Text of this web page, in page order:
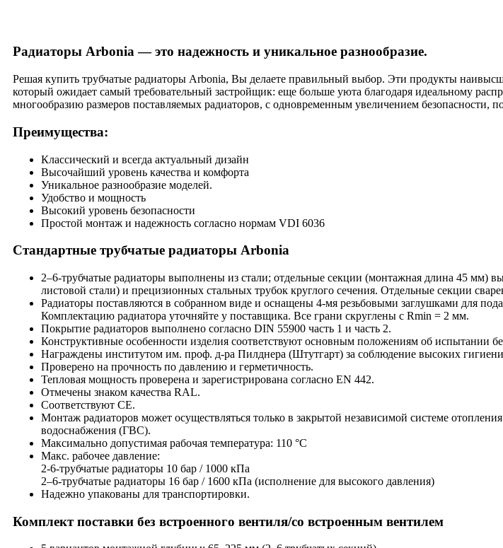
Радиаторы Arbonia — это надежность и уникальное разнообразие.
Решая купить трубчатые радиаторы Arbonia, Вы делаете правильный выбор. Эти продукты
который ожидает самый требовательный застройщик: еще больше уюта благодаря идеальному
многообразию размеров поставляемых радиаторов, с одновременным увеличением безопасности,
Преимущества:
Классический и всегда актуальный дизайн
Высочайший уровень качества и комфорта
Уникальное разнообразие моделей.
Удобство и мощность
Высокий уровень безопасности
Простой монтаж и надежность согласно нормам VDI 6036
Стандартные трубчатые радиаторы Arbonia
2–6-трубчатые радиаторы выполнены из стали; отдельные секции (монтажная длина 45 мм)
листовой стали) и прецизионных стальных трубок круглого сечения. Отдельные секции
Радиаторы поставляются в собранном виде и оснащены 4-мя резьбовыми заглушками для
Комплектацию радиатора уточняйте у поставщика. Все грани скруглены с Rmin = 2 мм.
Покрытие радиаторов выполнено согласно DIN 55900 часть 1 и часть 2.
Конструктивные особенности изделия соответствуют основным положениям об испытании
Награждены институтом им. проф. д-ра Пилднера (Штутгарт) за соблюдение высоких
Проверено на прочность по давлению и герметичность.
Тепловая мощность проверена и зарегистрирована согласно EN 442.
Отмечены знаком качества RAL.
Соответствуют CE.
Монтаж радиаторов может осуществляться только в закрытой независимой системе
водоснабжения (ГВС).
Максимально допустимая рабочая температура: 110 °C
Макс. рабочее давление:
2-6-трубчатые радиаторы 10 бар / 1000 кПа
2–6-трубчатые радиаторы 16 бар / 1600 кПа (исполнение для высокого давления)
Надежно упакованы для транспортировки.
Комплект поставки без встроенного вентиля/со встроенным вентилем